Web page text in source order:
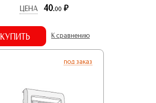
ЦЕНА
40.00 р.
КУПИТЬ К сравнению
под заказ